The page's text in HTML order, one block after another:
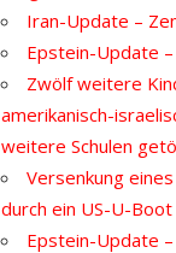
Iran-Update –
Epstein-Update
Zwölf weitere
amerikanisch-
weitere Schulen
Versenkung
durch ein US-U-Boot
Epstein-Update –